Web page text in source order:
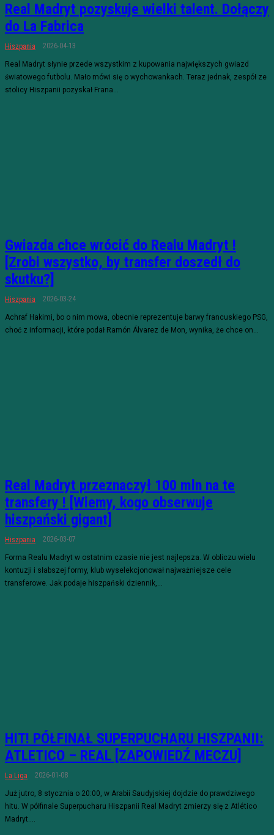
Real Madryt pozyskuje wielki talent. Dołączy
do La Fabrica
Hiszpania 2026-04-13
Real Madryt słynie przede wszystkim z kupowania największych gwiazd
światowego futbolu. Mało mówi się o wychowankach. Teraz jednak, zespół ze
stolicy Hiszpanii pozyskał Frana...
Gwiazda chce wrócić do Realu Madryt !
[Zrobi wszystko, by transfer doszedł do
skutku?]
Hiszpania 2026-03-24
Achraf Hakimi, bo o nim mowa, obecnie reprezentuje barwy francuskiego PSG,
choć z informacji, które podał Ramón Álvarez de Mon, wynika, że chce on...
Real Madryt przeznaczył 100 mln na te
transfery ! [Wiemy, kogo obserwuje
hiszpański gigant]
Hiszpania 2026-03-07
Forma Realu Madryt w ostatnim czasie nie jest najlepsza. W obliczu wielu
kontuzji i słabszej formy, klub wyselekcjonował najważniejsze cele
transferowe. Jak podaje hiszpański dziennik,...
HIT! PÓŁFINAŁ SUPERPUCHARU HISZPANII:
ATLETICO – REAL [ZAPOWIEDŹ MECZU]
La Liga 2026-01-08
Już jutro, 8 stycznia o 20:00, w Arabii Saudyjskiej dojdzie do prawdziwego
hitu. W półfinale Superpucharu Hiszpanii Real Madryt zmierzy się z Atlético
Madryt....